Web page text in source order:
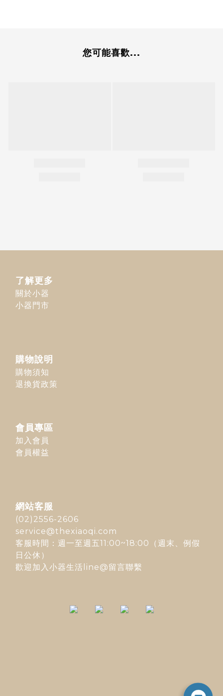
您可能喜歡...
了解更多
關於小器
小器門市
購物說明
購物須知
退換貨政策
會員專區
加入會員
會員權益
網站客服
(02)2556-2606
service@thexiaoqi.com
客服時間：週一至週五11:00~18:00（週末、例假
日公休）
歡迎加入 小器生活line@留言聯繫